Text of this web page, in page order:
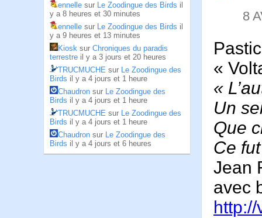
ennelle sur Le Zoodingue des Birds il
y a 8 heures et 30 minutes
ennelle sur Le Zoodingue des Birds il
y a 9 heures et 13 minutes
Kiosk sur Chroniques du paradis
terrestre il y a 3 jours et 20 heures
TRUCMUCHE sur Le Zoodingue des
Birds il y a 4 jours et 1 heure
Chaudron sur Le Zoodingue des
Birds il y a 4 jours et 1 heure
TRUCMUCHE sur Le Zoodingue des
Birds il y a 4 jours et 1 heure
Chaudron sur Le Zoodingue des
Birds il y a 4 jours et 6 heures
8
«
«
Un
Que
Ce
Jean
avec